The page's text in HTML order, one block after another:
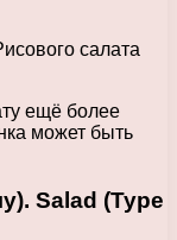
салата
ещё более
может быть
Salad (Type